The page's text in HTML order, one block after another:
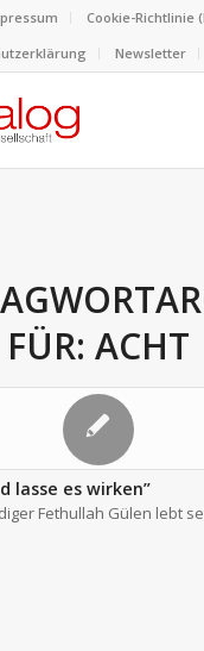
Cookie-Richtlinie
Newsletter
FÜR: ACHT
lasse es wirken”
Fethullah Gülen lebt